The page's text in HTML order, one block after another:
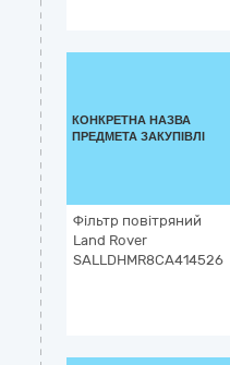
КОНКРЕТНА НАЗВА
ПРЕДМЕТА ЗАКУПІВЛІ
Фільтр повітряний
Land Rover
SALLDHMR8CA414526